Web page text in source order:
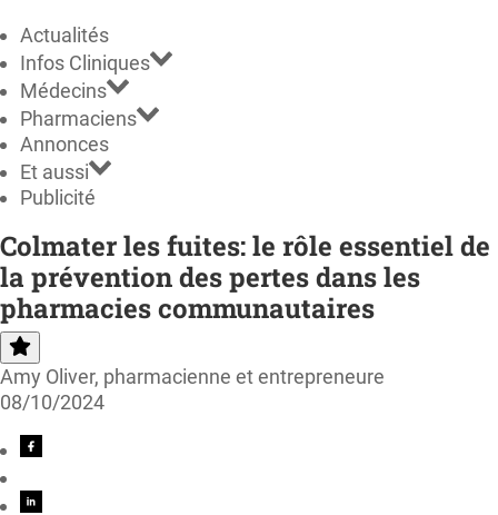
Actualités
Infos Cliniques
Médecins
Pharmaciens
Annonces
Et aussi
Publicité
Colmater les fuites: le rôle essentiel de
la prévention des pertes dans les
pharmacies communautaires
Amy Oliver, pharmacienne et entrepreneure
08/10/2024